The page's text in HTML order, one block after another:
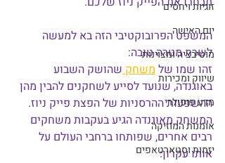
זוגיות ויחסים
יום האישה
מוטיבציה ומצוינות
שיווק ומכירות
מדע פופולרי
אומנות המוזיקה
יזמות וסטארטאפים
המשפט הפרובוקטיבי הזה בא למעשה
לשרת מטרה טובה:
זהו שמו של משחק שהושק השבוע
באוגנדה, שנועד לסייע לשחקנים להבין מהן
ההשפעות ההרסניות של הפצת פייק ניוז.
המשחק מאוגנדה הגיע בעקבות משחקים
רבים אחרים, שפותחו ברחבי העולם על
אותו עקרון: